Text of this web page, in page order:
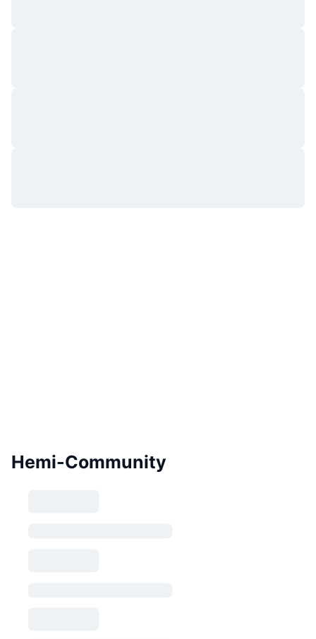
Hemi-Community